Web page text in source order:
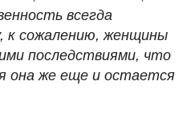
всегда
к сожалению, женщины
последствиями, что
она же еще и остается